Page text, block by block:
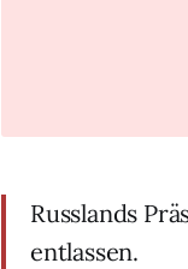
Russlands
entlassen.